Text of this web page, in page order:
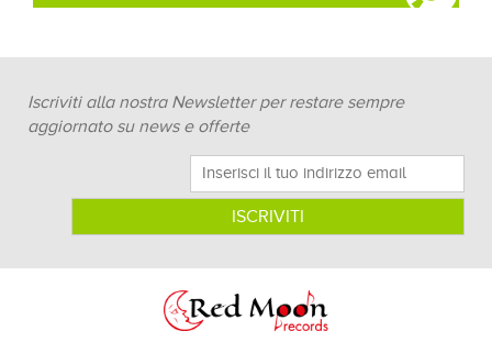
Iscriviti alla nostra Newsletter per restare sempre
aggiornato su news e offerte